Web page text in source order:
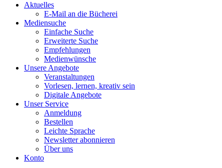
Aktuelles
E-Mail an die Bücherei
Mediensuche
Einfache Suche
Erweiterte Suche
Empfehlungen
Medienwünsche
Unsere Angebote
Veranstaltungen
Vorlesen, lernen, kreativ sein
Digitale Angebote
Unser Service
Anmeldung
Bestellen
Leichte Sprache
Newsletter abonnieren
Über uns
Konto